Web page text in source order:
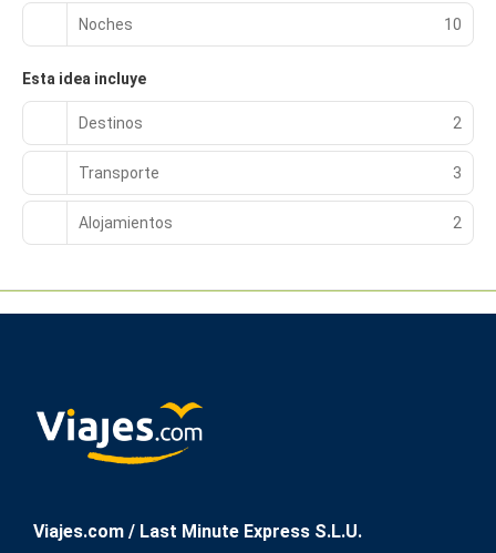
Noches 10
Esta idea incluye
Destinos 2
Transporte 3
Alojamientos 2
Viajes.com / Last Minute Express S.L.U.